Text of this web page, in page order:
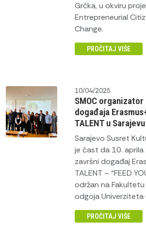
Grčka, u okviru
Entrepreneurial
Change.
PROČITAJ VIŠE
10/04/2025
SMOC
događaja
TALENT u Sarajevu
Sarajevo Susret
je čast da 10.
završni događaj
TALENT – “FEED
održan na
odgoja Univerziteta
PROČITAJ VIŠE